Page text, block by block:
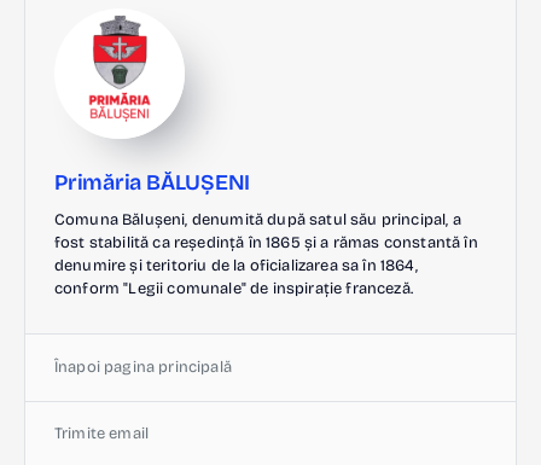
Primăria BĂLUȘENI
Comuna Bălușeni, denumită după satul său principal, a
fost stabilită ca reședință în 1865 și a rămas constantă în
denumire și teritoriu de la oficializarea sa în 1864,
conform "Legii comunale" de inspirație franceză.
Înapoi pagina principală
Trimite email